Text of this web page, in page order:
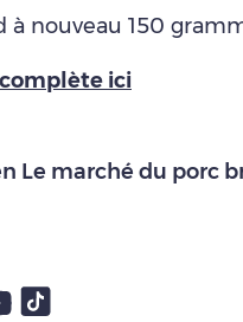
à nouveau 150
ici
Le marché du porc